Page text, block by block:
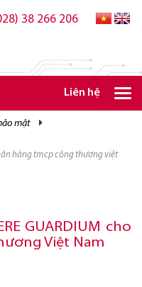
38 266 206
Liên hệ
mật
GUARDIUM cho
Việt Nam